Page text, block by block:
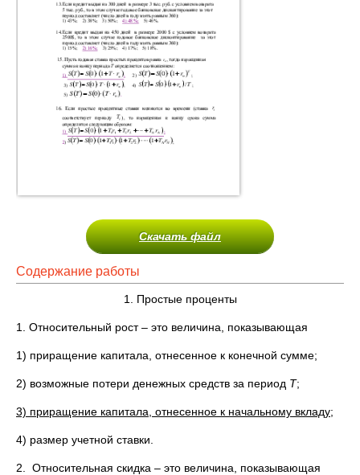
Скачать файл
Содержание работы
1. Простые проценты
1. Относительный рост – это величина, показывающая
1) приращение капитала, отнесенное к конечной сумме;
2) возможные потери денежных средств за период Т;
3) приращение капитала, отнесенное к начальному вкладу;
4) размер учетной ставки.
2. Относительная скидка – это величина, показывающая